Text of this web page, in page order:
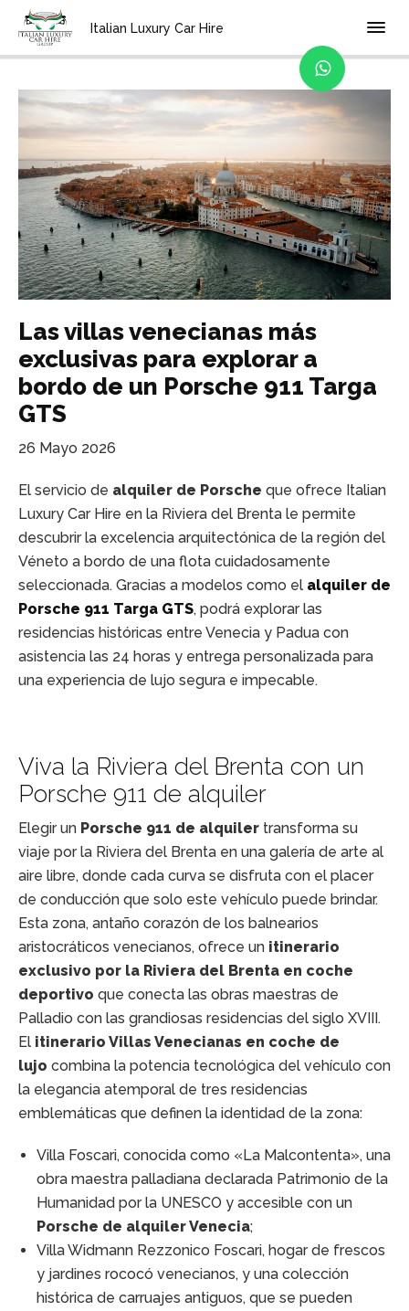
Italian Luxury Car Hire
Home Blog
Las villas venecianas más
exclusivas para explorar a
bordo de un Porsche 911 Targa
GTS
26 Mayo 2026
El servicio de alquiler de Porsche que ofrece Italian
Luxury Car Hire en la Riviera del Brenta le permite
descubrir la excelencia arquitectónica de la región del
Véneto a bordo de una flota cuidadosamente
seleccionada. Gracias a modelos como el alquiler de
Porsche 911 Targa GTS, podrá explorar las
residencias históricas entre Venecia y Padua con
asistencia las 24 horas y entrega personalizada para
una experiencia de lujo segura e impecable.
Viva la Riviera del Brenta con un
Porsche 911 de alquiler
Elegir un Porsche 911 de alquiler transforma su
viaje por la Riviera del Brenta en una galería de arte al
aire libre, donde cada curva se disfruta con el placer
de conducción que solo este vehículo puede brindar.
Esta zona, antaño corazón de los balnearios
aristocráticos venecianos, ofrece un itinerario
exclusivo por la Riviera del Brenta en coche
deportivo que conecta las obras maestras de
Palladio con las grandiosas residencias del siglo XVIII.
El itinerario Villas Venecianas en coche de
lujo combina la potencia tecnológica del vehículo con
la elegancia atemporal de tres residencias
emblemáticas que definen la identidad de la zona:
Villa Foscari, conocida como «La Malcontenta», una
obra maestra palladiana declarada Patrimonio de la
Humanidad por la UNESCO y accesible con un
Porsche de alquiler Venecia;
Villa Widmann Rezzonico Foscari, hogar de frescos
y jardines rococó venecianos, y una colección
histórica de carruajes antiguos, que se pueden